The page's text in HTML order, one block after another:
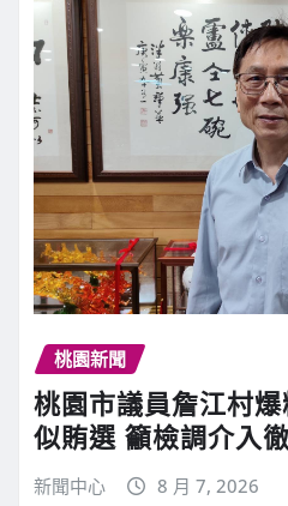
桃園新聞
桃園市議員詹江村
似賄選 籲檢調介入
新聞中心 8 月 7, 2026